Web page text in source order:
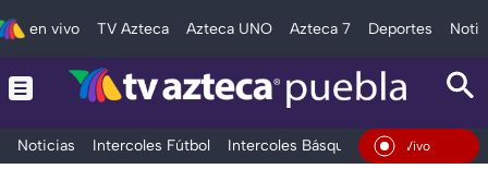
en vivo TV Azteca Azteca UNO Azteca 7 Deportes
Noticias Intercoles Fútbol Intercoles Básquetbol Deportes
En Vivo